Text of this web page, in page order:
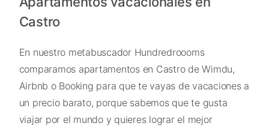
Castro
En nuestro metabuscador Hundredroooms
comparamos apartamentos en Castro de Wimdu,
Airbnb o Booking para que te vayas de vacaciones a
un precio barato, porque sabemos que te gusta
viajar por el mundo y quieres lograr el mejor